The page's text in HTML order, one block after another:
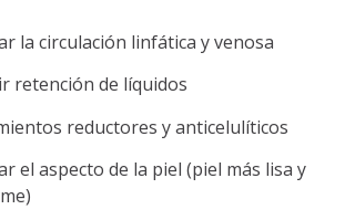
la circulación linfática y venosa
retención de líquidos
reductores y anticelulíticos
el aspecto de la piel (piel más lisa y